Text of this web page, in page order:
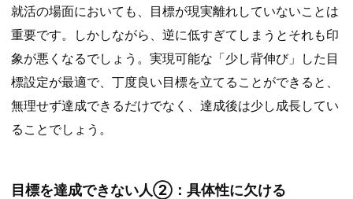
就活の場面においても、目標が現実離れしていないことは
重要です。しかしながら、逆に低すぎてしまうとそれも印
象が悪くなるでしょう。実現可能な「少し背伸び」した目
標設定が最適で、丁度良い目標を立てることができると、
無理せず達成できるだけでなく、達成後は少し成長してい
ることでしょう。
目標を達成できない人②：具体性に欠ける